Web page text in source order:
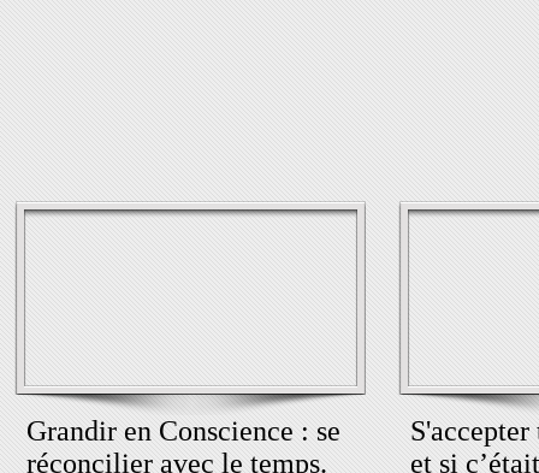
Grandir en Conscience : se
réconcilier avec le temps.
et si